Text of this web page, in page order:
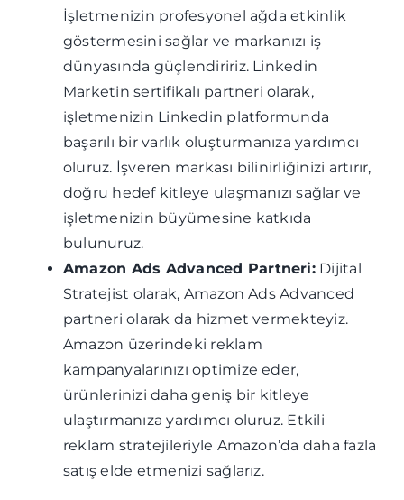
İşletmenizin profesyonel ağda etkinlik
göstermesini sağlar ve markanızı iş
dünyasında güçlendiririz. Linkedin
Marketin sertifikalı partneri olarak,
işletmenizin Linkedin platformunda
başarılı bir varlık oluşturmanıza yardımcı
oluruz. İşveren markası bilinirliğinizi artırır,
doğru hedef kitleye ulaşmanızı sağlar ve
işletmenizin büyümesine katkıda
bulunuruz.
Amazon Ads Advanced Partneri:Dijital
Stratejist olarak, Amazon Ads Advanced
partneri olarak da hizmet vermekteyiz.
Amazon üzerindeki reklam
kampanyalarınızı optimize eder,
ürünlerinizi daha geniş bir kitleye
ulaştırmanıza yardımcı oluruz. Etkili
reklam stratejileriyle Amazon’da daha fazla
satış elde etmenizi sağlarız.